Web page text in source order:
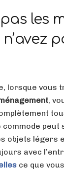
les
lorsque vous
,
commode
objets légers
avec
ce que